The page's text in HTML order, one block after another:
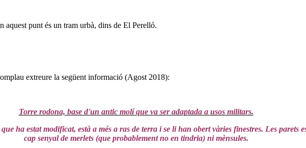
aquest punt és un tram urbà, dins de El Perelló.
extreure la següent informació (Agost 2018):
Torre rodona, base d'un antic molí que va ser adaptada a usos militars.
ha estat modificat, està a més a ras de terra i se li han obert vàries finestres. Les parets
cap senyal de merlets (que probablement no en tindria) ni mènsules.